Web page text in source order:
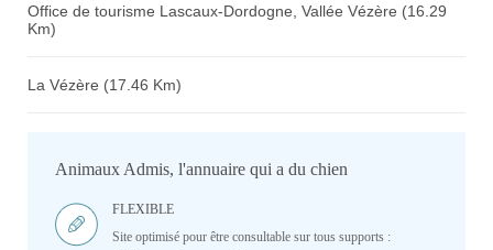
Office de tourisme Lascaux-Dordogne, Vallée Vézère (16.29
Km)
La Vézère (17.46 Km)
Animaux Admis, l'annuaire qui a du chien
FLEXIBLE
Site optimisé pour être consultable sur tous supports :